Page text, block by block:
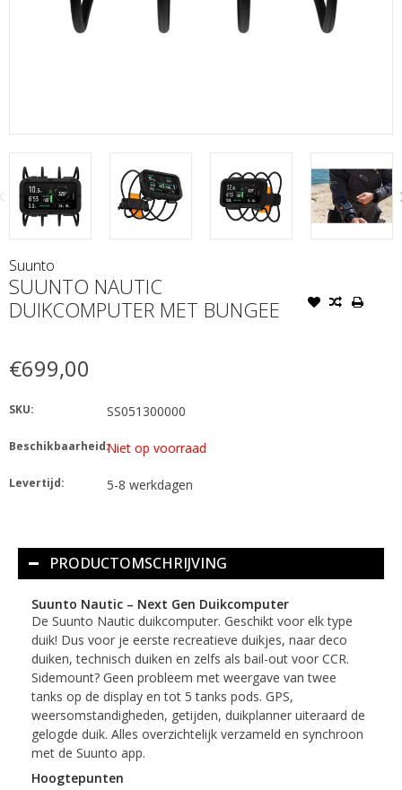
Suunto
SUUNTO NAUTIC
DUIKCOMPUTER MET BUNGEE
€699,00
SKU: SS051300000
Beschikbaarheid:Niet op voorraad
Levertijd: 5-8 werkdagen
PRODUCTOMSCHRIJVING
Suunto Nautic – Next Gen Duikcomputer
De Suunto Nautic duikcomputer. Geschikt voor elk type
duik! Dus voor je eerste recreatieve duikjes, naar deco
duiken, technisch duiken en zelfs als bail-out voor CCR.
Sidemount? Geen probleem met weergave van twee
tanks op de display en tot 5 tanks pods. GPS,
weersomstandigheden, getijden, duikplanner uiteraard de
gelogde duik. Alles overzichtelijk verzameld en synchroon
met de Suunto app.
Hoogtepunten